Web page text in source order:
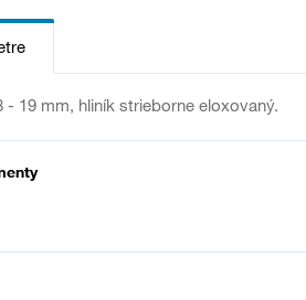
- 19 mm, hliník strieborne eloxovaný.